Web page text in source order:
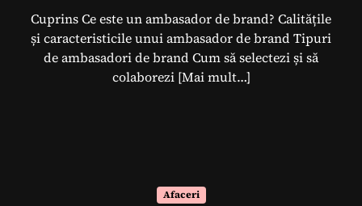
Cuprins Ce este un ambasador de brand? Calitățile
și caracteristicile unui ambasador de brand Tipuri
de ambasadori de brand Cum să selectezi și să
colaborezi [Mai mult…]
Afaceri